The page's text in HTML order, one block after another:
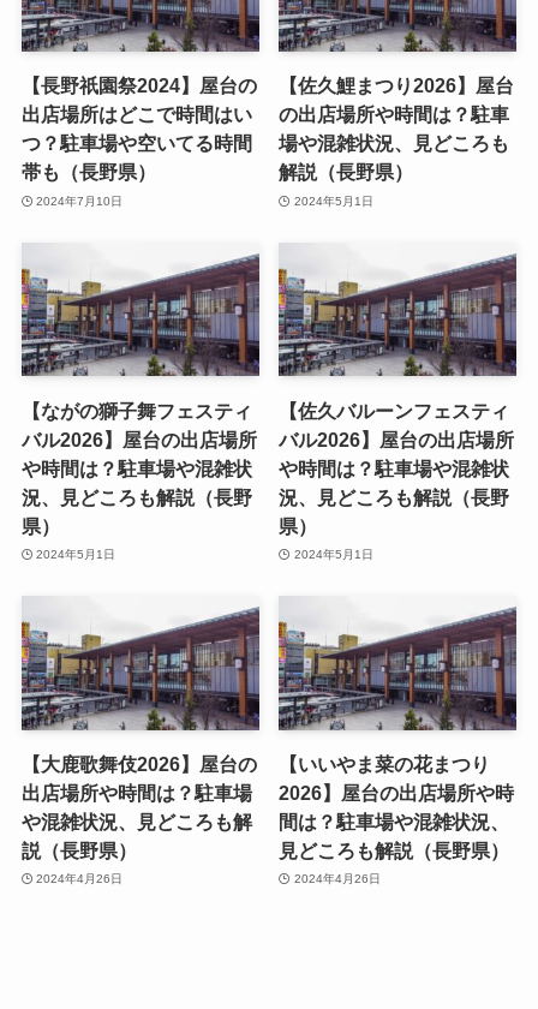
【長野祇園祭2024】屋台の
出店場所はどこで時間はい
つ？駐車場や空いてる時間
帯も（長野県）
2024年7月10日
【佐久鯉まつり2026】屋台
の出店場所や時間は？駐車
場や混雑状況、見どころも
解説（長野県）
2024年5月1日
【ながの獅子舞フェスティ
バル2026】屋台の出店場所
や時間は？駐車場や混雑状
況、見どころも解説（長野
県）
2024年5月1日
【佐久バルーンフェスティ
バル2026】屋台の出店場所
や時間は？駐車場や混雑状
況、見どころも解説（長野
県）
2024年5月1日
【大鹿歌舞伎2026】屋台の
出店場所や時間は？駐車場
や混雑状況、見どころも解
説（長野県）
2024年4月26日
【いいやま菜の花まつり
2026】屋台の出店場所や時
間は？駐車場や混雑状況、
見どころも解説（長野県）
2024年4月26日